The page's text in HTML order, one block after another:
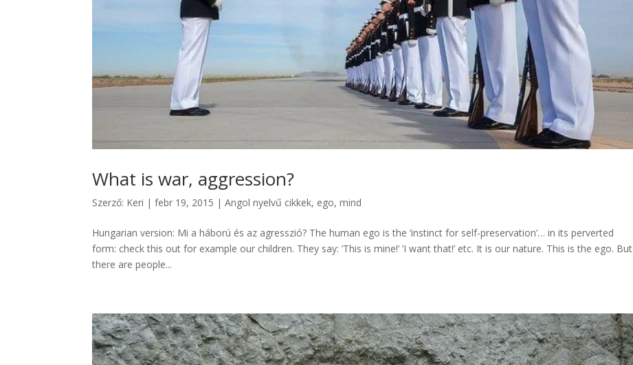
What is war, aggression?
Szerző: Keri |febr 19, 2015 |Angol nyelvű cikkek, ego, mind
Hungarian version: Mi a háború és az agresszió? The human ego is the ’instinct for self-preservation’… in its perverted
form: check this out for example our children. They say: ’This is mine!’ ’I want that!’ etc. It is our nature. This is the ego. But
there are people...